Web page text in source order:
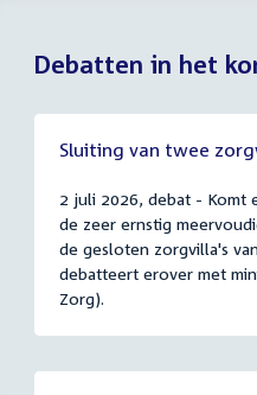
Debatten in het
Sluiting van twee
2 juli 2026, debat - Komt
de zeer ernstig
de gesloten zorgvilla's
debatteert erover met
Zorg).